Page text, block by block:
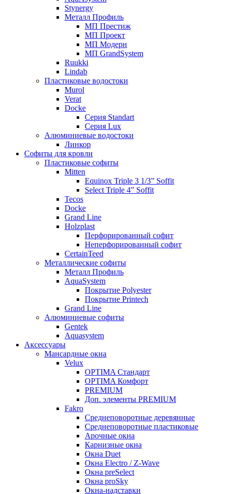
Stynergy
Металл Профиль
МП Престиж
МП Проект
МП Модерн
МП GrandSystem
Ruukki
Lindab
Пластиковые водостоки
Murol
Verat
Docke
Серия Standart
Серия Lux
Алюминиевые водостоки
Линкор
Софиты для кровли
Пластиковые софиты
Mitten
Equinox Triple 3 1/3” Soffit
Select Triple 4” Soffit
Tecos
Docke
Grand Line
Holzplast
Перфорированный софит
Неперфорированный софит
CertainTeed
Металлические софиты
Металл Профиль
AquaSystem
Покрытие Polyester
Покрытие Printech
Grand Line
Алюминиевые софиты
Gentek
Aquasystem
Аксессуары
Мансардные окна
Velux
OPTIMA Стандарт
OPTIMA Комфорт
PREMIUM
Доп. элементы PREMIUM
Fakro
Cреднеповоротные деревянные
Cреднеповоротные пластиковые
Арочные окна
Карнизные окна
Окна Duet
Окна Electro / Z-Wave
Окна preSelect
Окна proSky
Окна-надставки